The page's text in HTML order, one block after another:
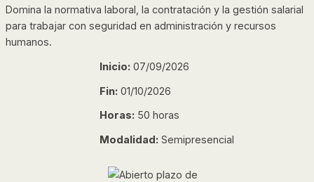
Domina la normativa laboral, la contratación y la gestión salarial
para trabajar con seguridad en administración y recursos
humanos.
Inicio: 07/09/2026
Fin: 01/10/2026
Horas: 50 horas
Modalidad: Semipresencial